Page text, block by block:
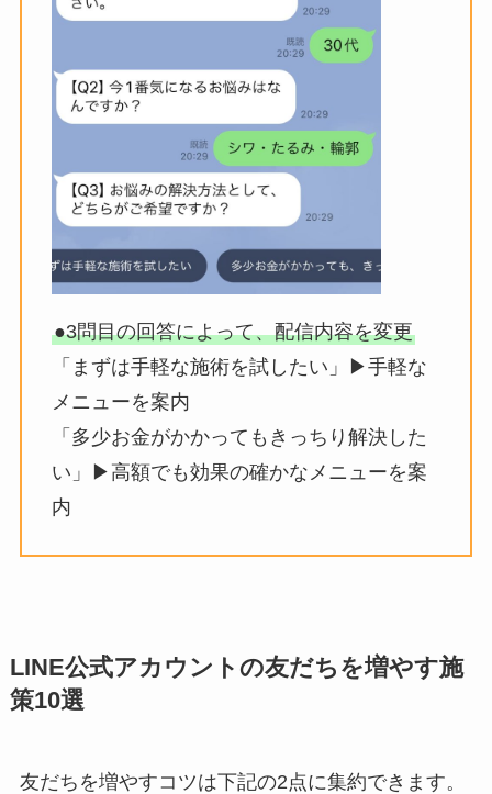
●3問目の回答によって、配信内容を変更
「まずは手軽な施術を試したい」▶︎手軽な
メニューを案内
「多少お金がかかってもきっちり解決した
い」▶︎高額でも効果の確かなメニューを案
内
LINE公式アカウントの友だちを増やす施
策10選
友だちを増やすコツは下記の2点に集約できます。